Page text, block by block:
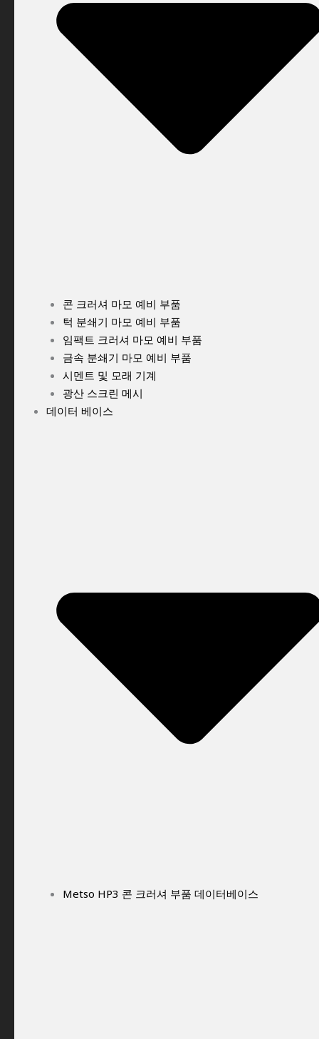
콘 크러셔 마모 예비 부품
턱 분쇄기 마모 예비 부품
임팩트 크러셔 마모 예비 부품
금속 분쇄기 마모 예비 부품
시멘트 및 모래 기계
광산 스크린 메시
데이터 베이스
Metso HP3 콘 크러셔 부품 데이터베이스